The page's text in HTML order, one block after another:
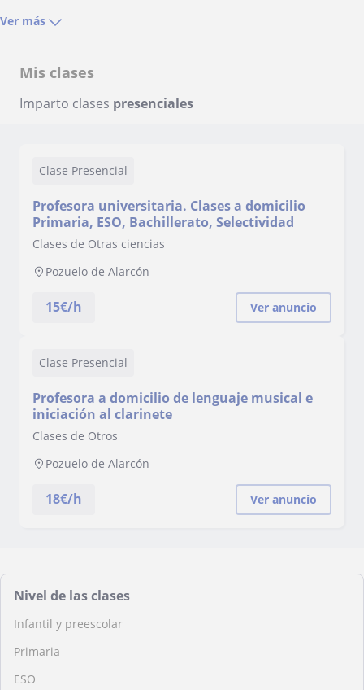
Ver más
Mis clases
Imparto clases presenciales
Clase Presencial
Profesora universitaria. Clases a domicilio
Primaria, ESO, Bachillerato, Selectividad
Clases de Otras ciencias
Pozuelo de Alarcón
15€/h Ver anuncio
Clase Presencial
Profesora a domicilio de lenguaje musical e
iniciación al clarinete
Clases de Otros
Pozuelo de Alarcón
18€/h Ver anuncio
Nivel de las clases
Infantil y preescolar
Primaria
ESO